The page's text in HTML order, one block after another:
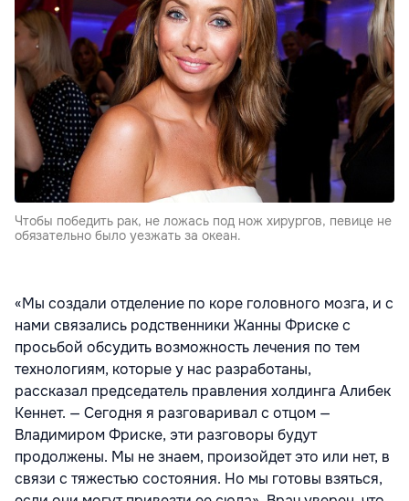
Чтобы победить рак, не ложась под нож хирургов, певице не
обязательно было уезжать за океан.
«Мы создали отделение по коре головного мозга, и с
нами связались родственники Жанны Фриске с
просьбой обсудить возможность лечения по тем
технологиям, которые у нас разработаны,
рассказал председатель правления холдинга Алибек
Кеннет. — Сегодня я разговаривал с отцом —
Владимиром Фриске, эти разговоры будут
продолжены. Мы не знаем, произойдет это или нет, в
связи с тяжестью состояния. Но мы готовы взяться,